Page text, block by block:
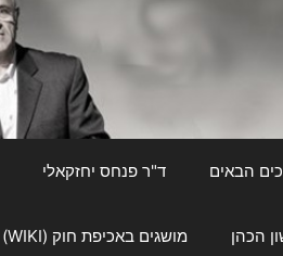
הבאים ד"ר פנחס יחזקאלי
הכהן מושגים באכיפת חוק (WIKI)